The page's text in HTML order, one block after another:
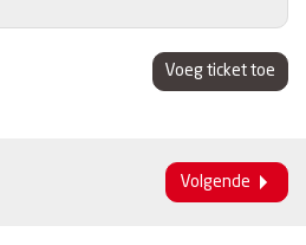
Voeg ticket toe
Volgende